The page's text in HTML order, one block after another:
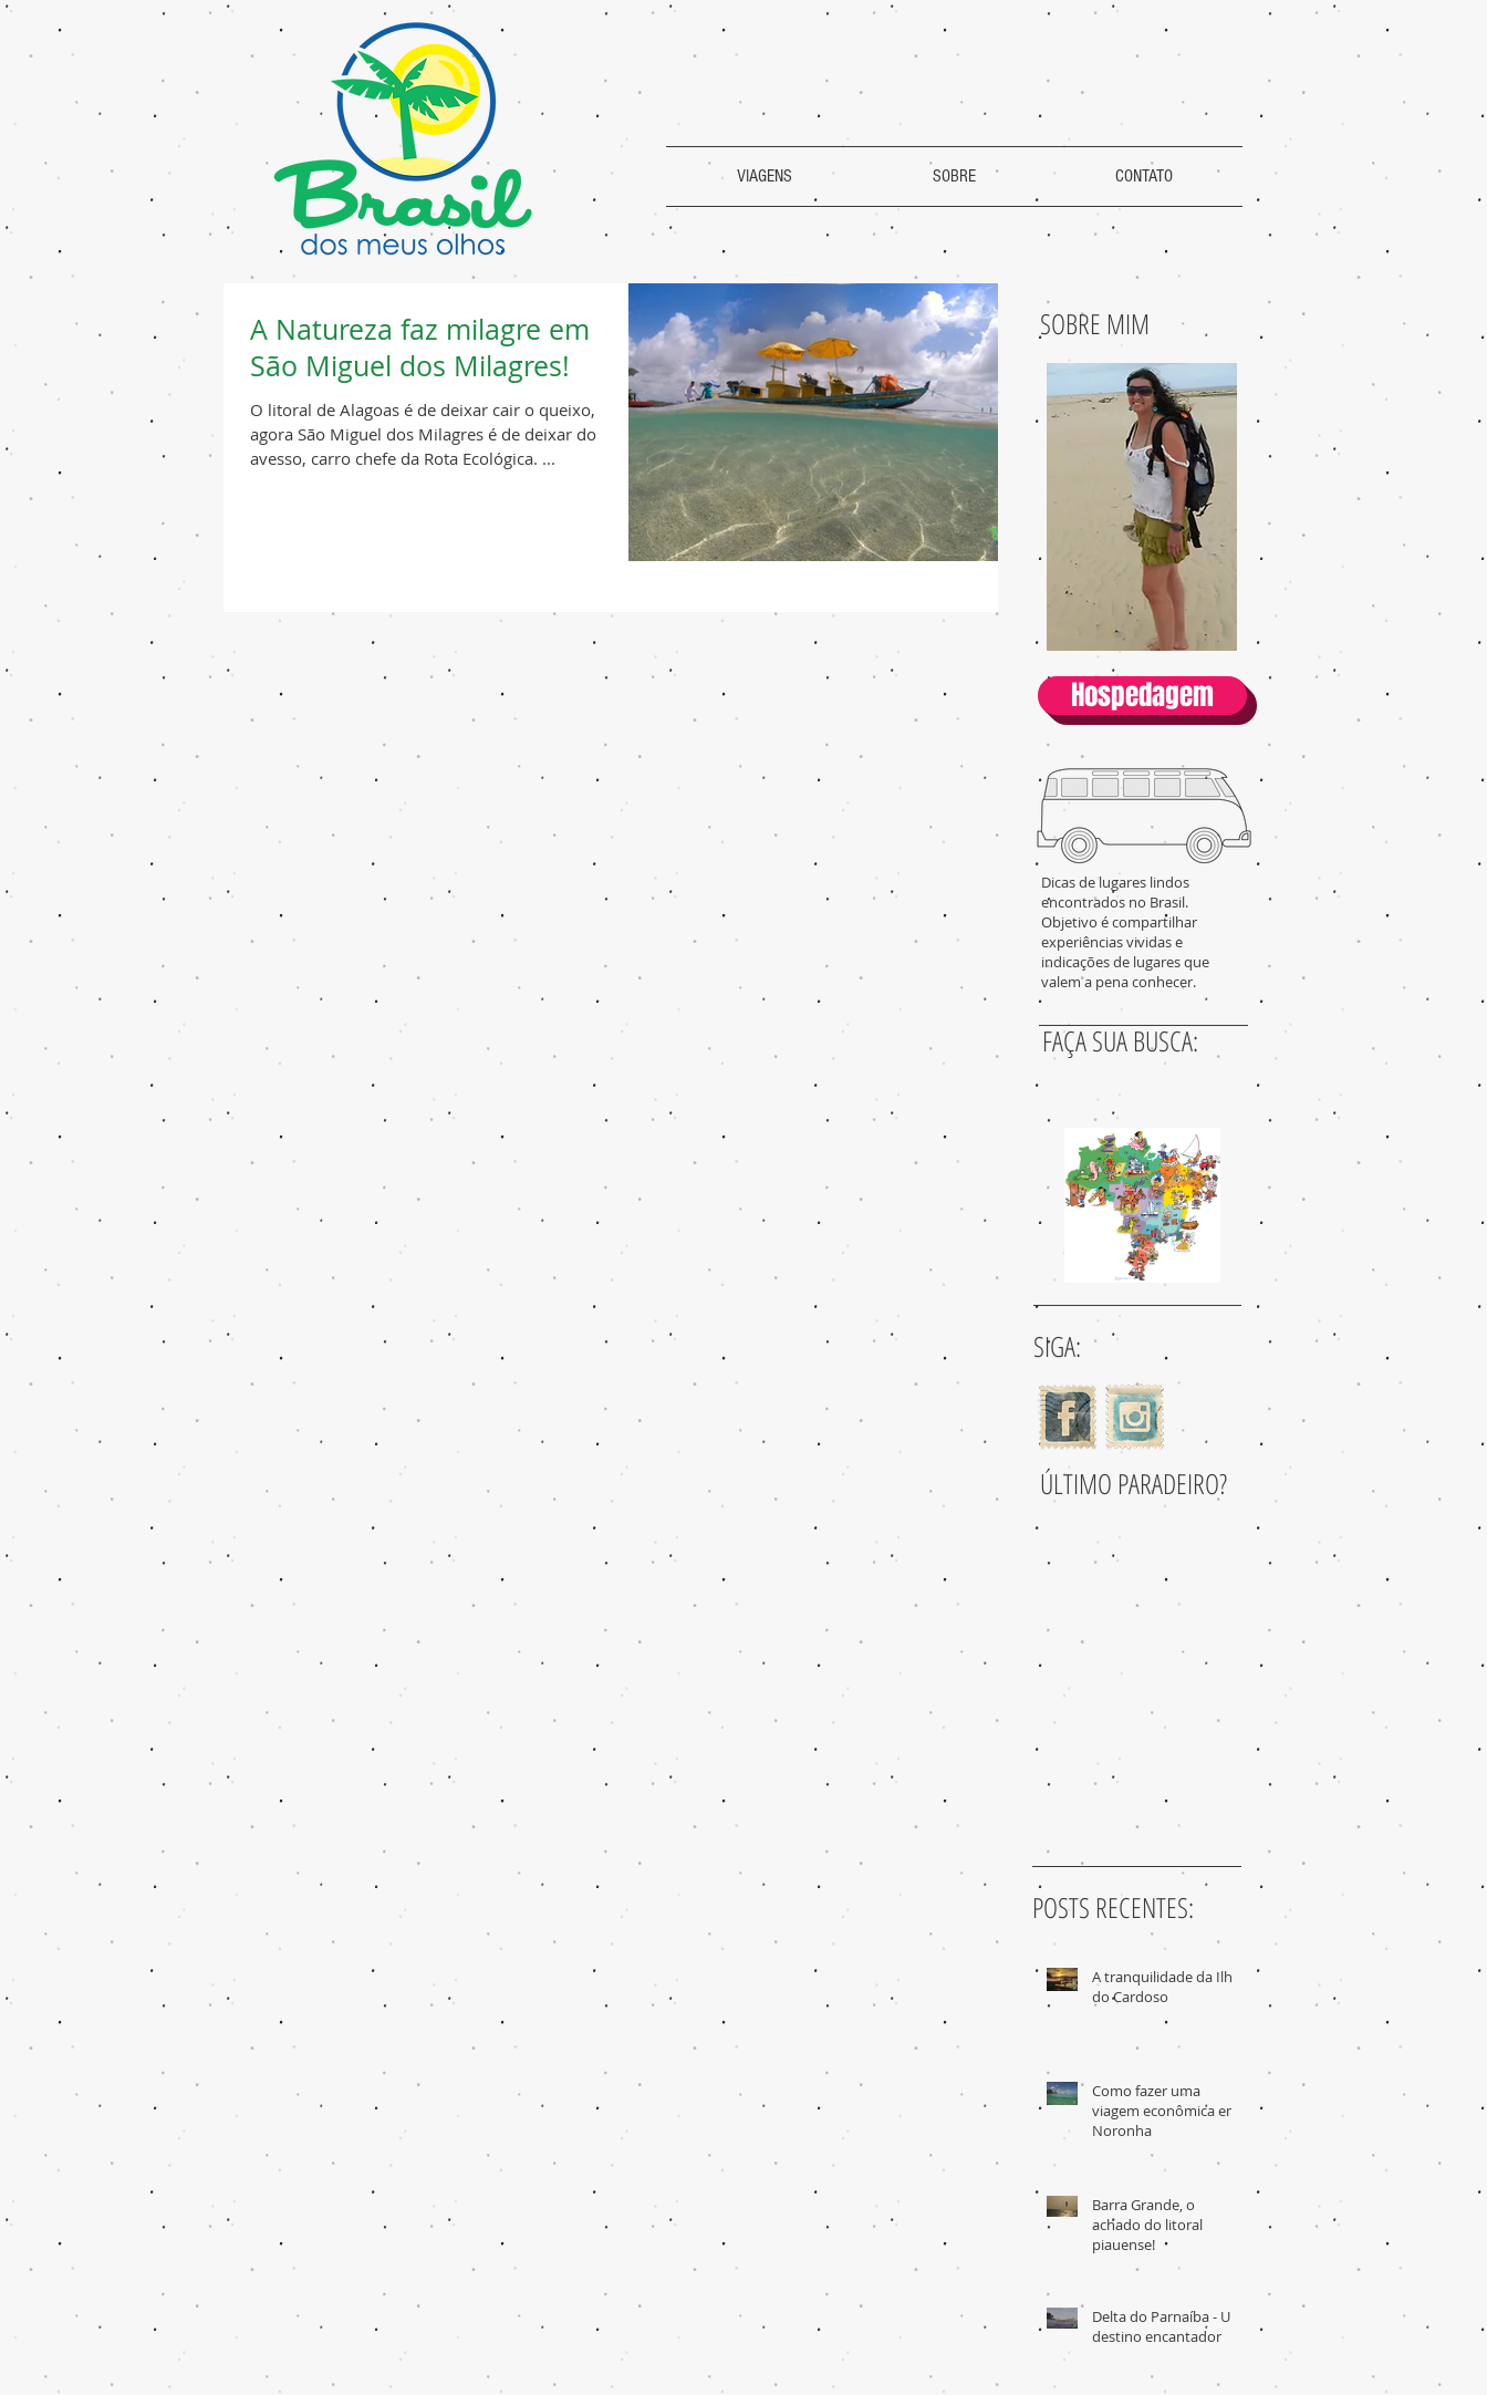
VIAGENS SOBRE CONTATO
A Natureza faz milagre em
São Miguel dos Milagres!
O litoral de Alagoas é de deixar cair o queixo,
agora São Miguel dos Milagres é de deixar do
avesso, carro chefe da Rota Ecológica. ...
SOBRE MIM
Hospedagem
Dicas de lugares lindos
encontrados no Brasil.
Objetivo é compartilhar
experiências vividas e
indicações de lugares que
valem a pena conhecer.
SIGA:
ÚLTIMO PARADEIRO?
POSTS RECENTES:
A tranquilidade da Ilha
do Cardoso
Como fazer uma
viagem econômica em
Noronha
Barra Grande, o
achado do litoral
piauense!
Delta do Parnaíba - Um
destino encantador
FAÇA SUA BUSCA: